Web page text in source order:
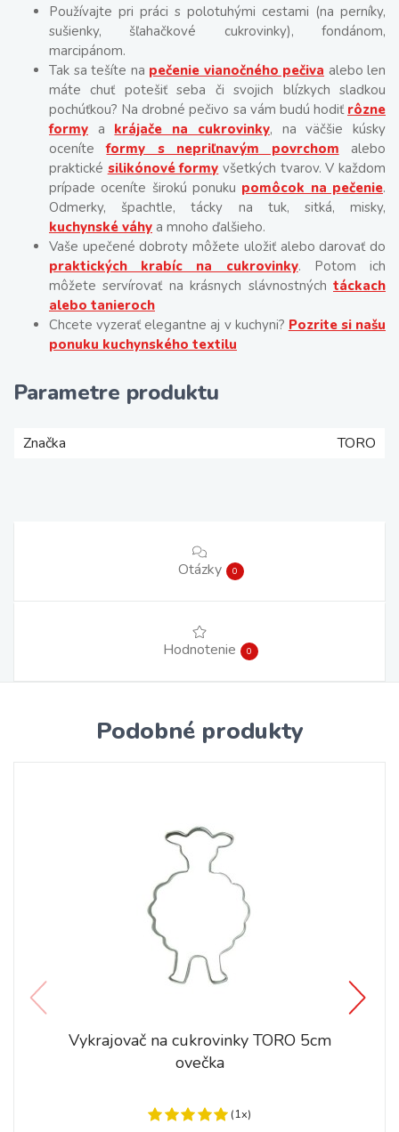
Používajte pri práci s polotuhými cestami (na perníky,
sušienky, šľahačkové cukrovinky), fondánom,
marcipánom.
Tak sa tešíte na pečenie vianočného pečiva alebo len
máte chuť potešiť seba či svojich blízkych sladkou
pochúťkou? Na drobné pečivo sa vám budú hodiť rôzne
formy a krájače na cukrovinky, na väčšie kúsky
oceníteformy s nepriľnavým povrchom alebo
praktické silikónové formy všetkých tvarov. V každom
prípade oceníte širokú ponuku pomôcok na pečenie.
Odmerky, špachtle, tácky na tuk, sitká, misky,
kuchynské váhy a mnoho ďalšieho.
Vaše upečené dobroty môžete uložiť alebo darovať do
praktických krabíc na cukrovinky. Potom ich
môžete servírovať na krásnych slávnostných táckach
alebo tanieroch
Chcete vyzerať elegantne aj v kuchyni? Pozrite si našu
ponuku kuchynského textilu
Parametre produktu
Značka TORO
Otázky 0
Hodnotenie 0
Podobné produkty
Vykrajovač na cukrovinky TORO 5cm
ovečka
(1x)